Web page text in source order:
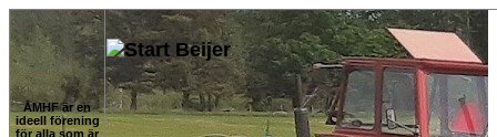
ÅMHF är en
ideell förening
för alla som är